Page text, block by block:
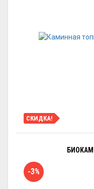
СКИДКА!
-3%